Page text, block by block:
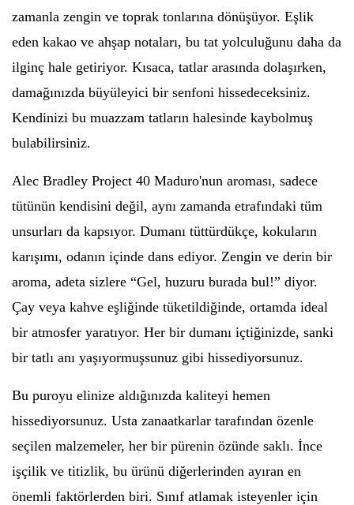
zamanla zengin ve toprak tonlarına dönüşüyor. Eşlik
eden kakao ve ahşap notaları, bu tat yolculuğunu daha da
ilginç hale getiriyor. Kısaca, tatlar arasında dolaşırken,
damağınızda büyüleyici bir senfoni hissedeceksiniz.
Kendinizi bu muazzam tatların halesinde kaybolmuş
bulabilirsiniz.
Alec Bradley Project 40 Maduro'nun aroması, sadece
tütünün kendisini değil, aynı zamanda etrafındaki tüm
unsurları da kapsıyor. Dumanı tüttürdükçe, kokuların
karışımı, odanın içinde dans ediyor. Zengin ve derin bir
aroma, adeta sizlere “Gel, huzuru burada bul!” diyor.
Çay veya kahve eşliğinde tüketildiğinde, ortamda ideal
bir atmosfer yaratıyor. Her bir dumanı içtiğinizde, sanki
bir tatlı anı yaşıyormuşsunuz gibi hissediyorsunuz.
Bu puroyu elinize aldığınızda kaliteyi hemen
hissediyorsunuz. Usta zanaatkarlar tarafından özenle
seçilen malzemeler, her bir pürenin özünde saklı. İnce
işçilik ve titizlik, bu ürünü diğerlerinden ayıran en
önemli faktörlerden biri. Sınıf atlamak isteyenler için